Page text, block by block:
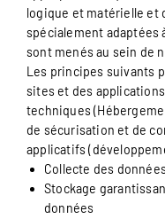
logique et matérielle et
spécialement adaptées
sont menés au sein de
Les principes suivants
sites et des
techniques
de sécurisation et de
applicatifs
Collecte des
Stockage
données